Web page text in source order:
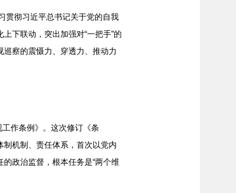
彻习近平总书记关于党的自我
下联动，突出加强对“一把手”的
察的震慑力、穿透力、推动力
作条例》。这次修订《条
机制、责任体系，首次以党内
政治监督，根本任务是“两个维